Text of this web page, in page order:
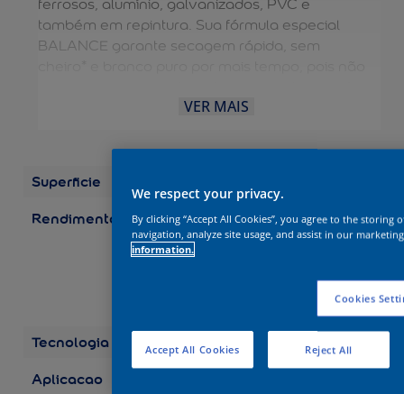
ferrosos, alumínio, galvanizados, PVC e
também em repintura. Sua fórmula especial
BALANCE garante secagem rápida, sem
diluição e limpeza das ferramentas são feitas
tornando o processo mais fácil. É uma solução
INTERNA. Possui durabilidade de 10 anos.
VER MAIS
Superficie
Rendimento
Embalagens/Rendimento
(por demão) Galão 3,6 L:
até 19 m2 Quarto 0,8 L:
Tecnologia Balance
Aplicacao
We respect your privacy.
By clicking “Accept All Cookies”, you agree to the
navigation, analyze site usage, and assist in our
information.
Cookies
Reject All
Accept All Cookies